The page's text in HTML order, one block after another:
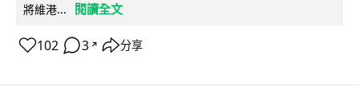
將維港...
閱讀全文
102 3 ↗ 分享